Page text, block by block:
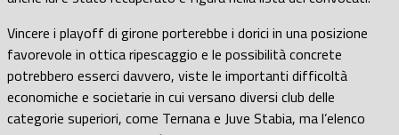
Vincere i playoff di girone porterebbe i dorici in una posizione
favorevole in ottica ripescaggio e le possibilità concrete
potrebbero esserci davvero, viste le importanti difficoltà
economiche e societarie in cui versano diversi club delle
categorie superiori, come Ternana e Juve Stabia, ma l’elenco